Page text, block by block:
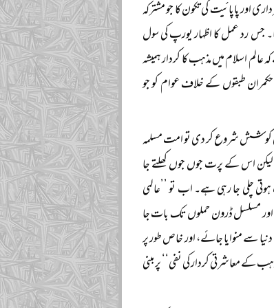
اور پاپائیت کی تکون کا جو مشترکہ
جس رد عمل کا اظہار یورپ کی سول
اسلام میں مذہب کا کردار ہمیشہ
طبقوں کے خلاف عوام کو جو
کی کوشش شروع کر دی تو امت مسلمہ
لیکن اس کے پرت جوں جوں کھلتے جا
چلی جا رہی ہے۔ اب تو ’’عالمی
اور مسلسل ڈرون حملوں تک بات جا
سے منوایا جائے، اور خاص طور پر
معاشرتی کردار کی نفی‘‘ پر مبنی